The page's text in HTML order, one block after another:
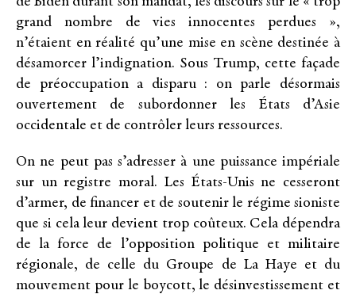
grand nombre de vies innocentes perdues »,
n’étaient en réalité qu’une mise en scène destinée à
désamorcer l’indignation. Sous Trump, cette façade
de préoccupation a disparu : on parle désormais
ouvertement de subordonner les États d’Asie
occidentale et de contrôler leurs ressources.
On ne peut pas s’adresser à une puissance impériale
sur un registre moral. Les États-Unis ne cesseront
d’armer, de financer et de soutenir le régime sioniste
que si cela leur devient trop coûteux. Cela dépendra
de la force de l’opposition politique et militaire
régionale, de celle du Groupe de La Haye et du
mouvement pour le boycott, le désinvestissement et